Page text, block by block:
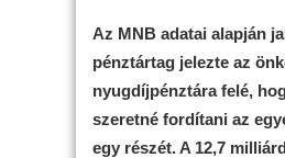
Az MNB adatai alapján
pénztártag jelezte az
nyugdíjpénztára felé,
szeretné fordítani az
egy részét. A 12,7